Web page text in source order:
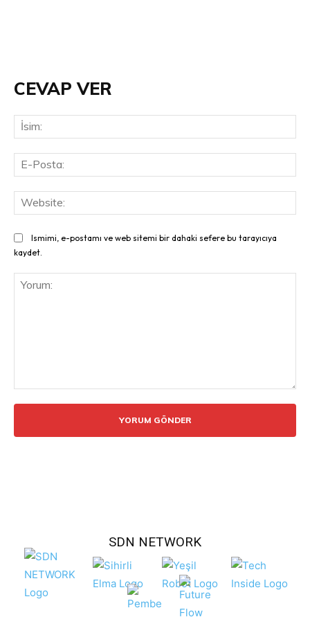
CEVAP VER
Ismimi, e-postamı ve web sitemi bir dahaki sefere bu tarayıcıya
kaydet.
SDN NETWORK